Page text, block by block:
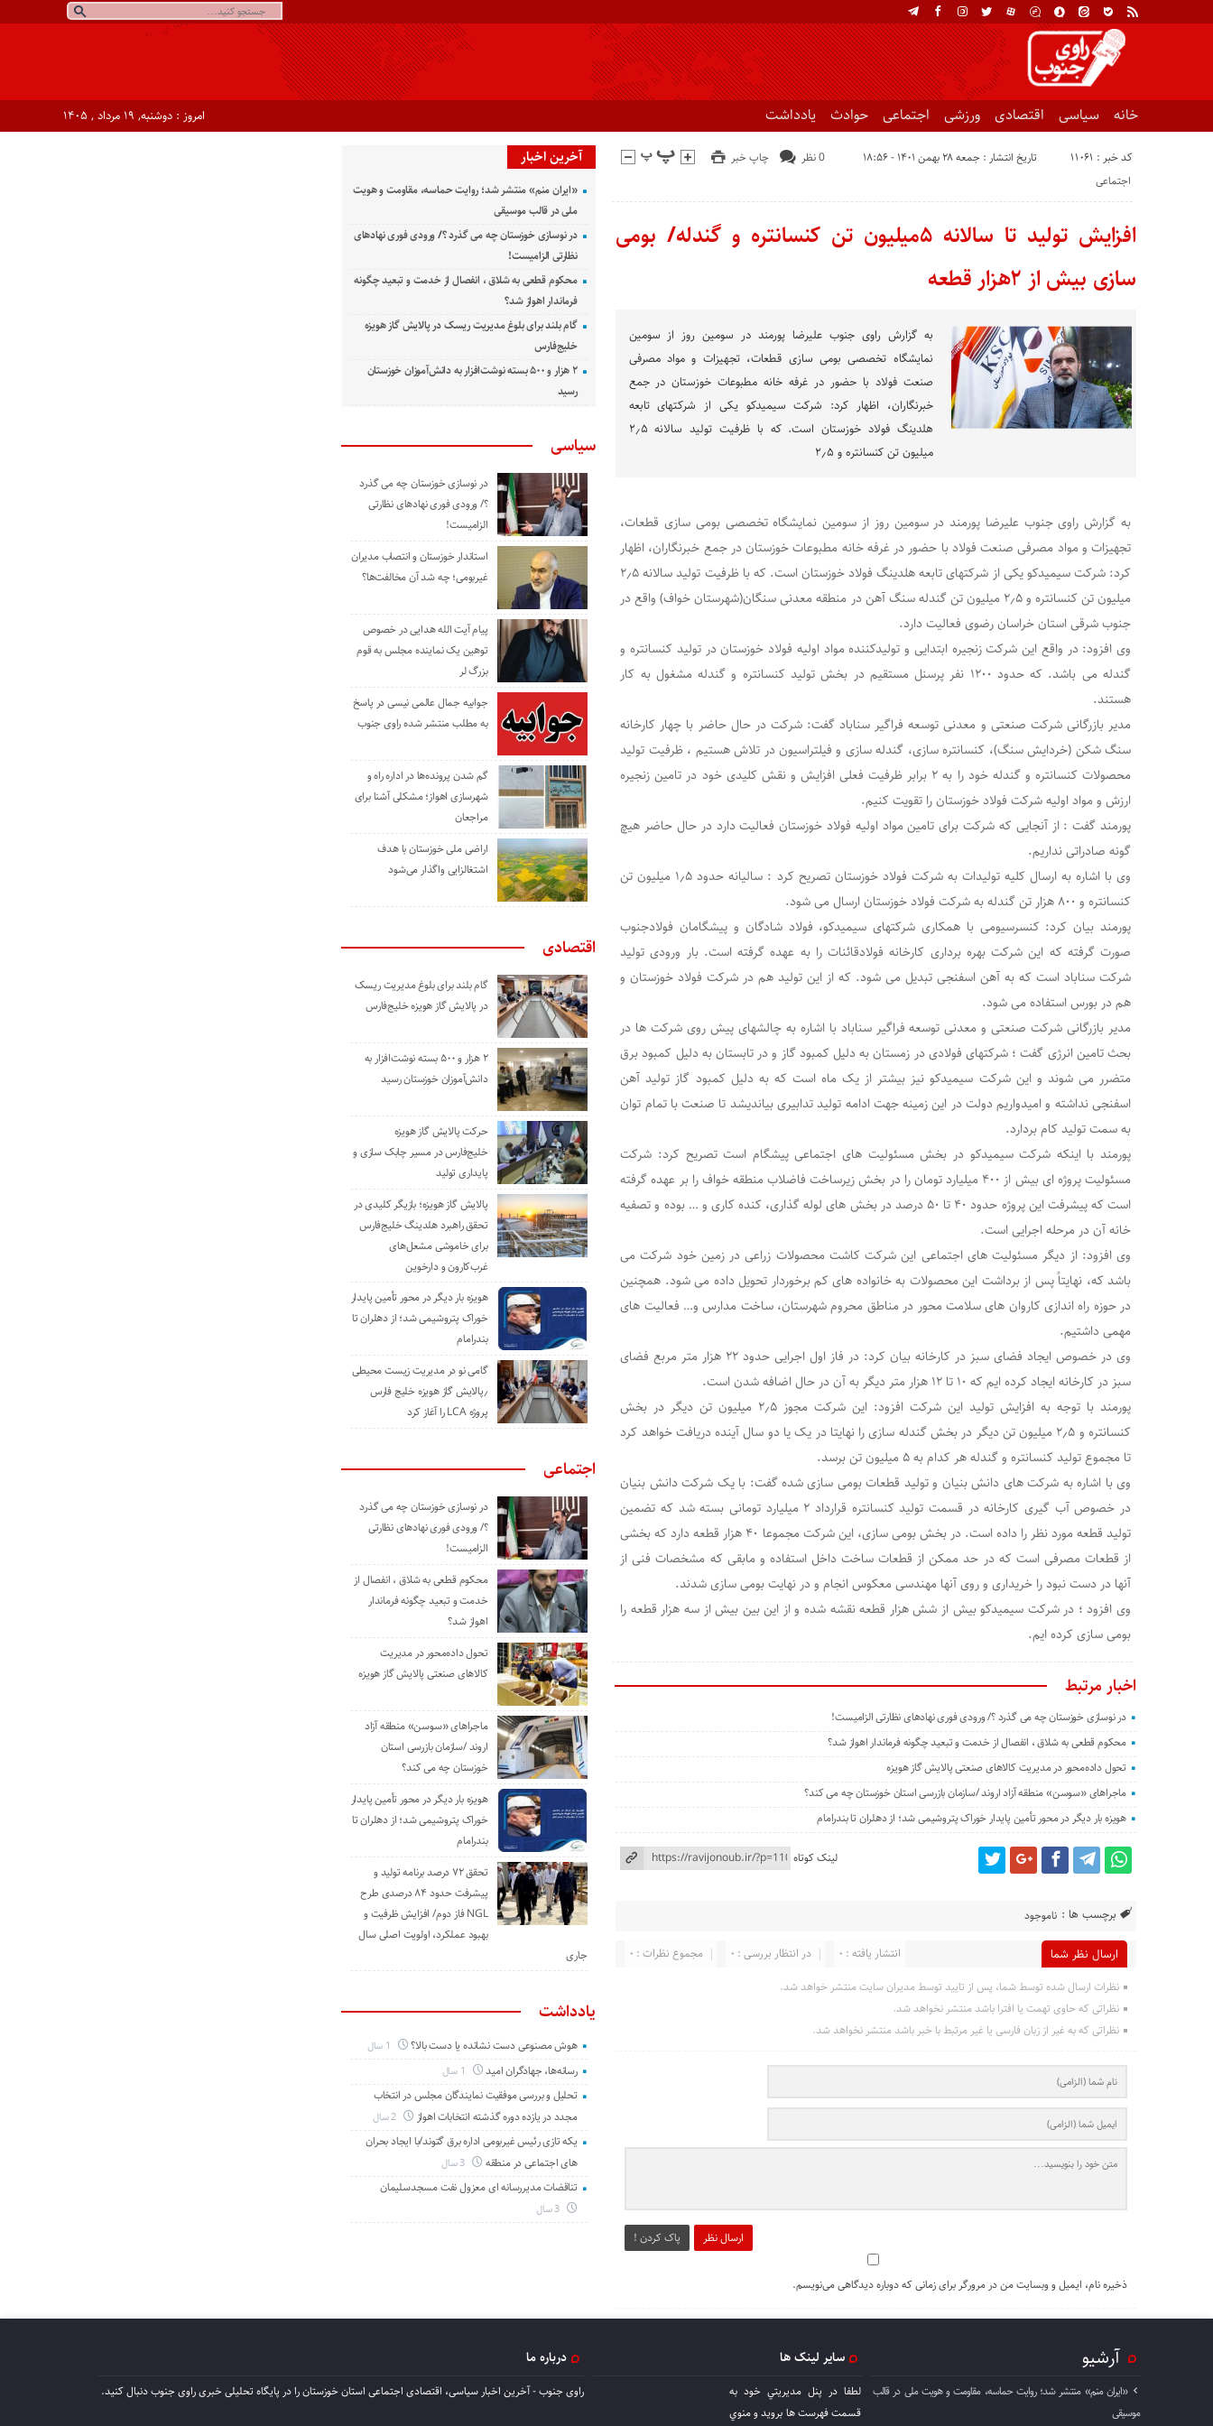
خانه سیاسی اقتصادی ورزشی اجتماعی حوادث یادداشت امروز : دوشنبه, ۱۹ مرداد , ۱۴۰۵
کد خبر : 11061 تاریخ انتشار : جمعه ۲۸ بهمن ۱۴۰۱ - ۱۸:۵۶ چاپ خبر
0 نظر
اجتماعی
افزایش تولید تا سالانه ۵میلیون تن کنسانتره و گندله/ بومی
سازی بیش از ۲هزار قطعه
به گزارش راوی جنوب علیرضا پورمند در سومین روز از سومین
نمایشگاه تخصصی بومی سازی قطعات، تجهیزات و مواد مصرفی
صنعت فولاد با حضور در غرفه خانه مطبوعات خوزستان در جمع
خبرنگاران، اظهار کرد: شرکت سیمیدکو یکی از شرکتهای تابعه
هلدینگ فولاد خوزستان است. که با ظرفیت تولید سالانه ۲٫۵
میلیون تن کنسانتره و ۲٫۵
به گزارش راوی جنوب علیرضا پورمند در سومین روز از سومین نمایشگاه تخصصی بومی سازی قطعات،
تجهیزات و مواد مصرفی صنعت فولاد با حضور در غرفه خانه مطبوعات خوزستان در جمع خبرنگاران، اظهار
کرد: شرکت سیمیدکو یکی از شرکتهای تابعه هلدینگ فولاد خوزستان است. که با ظرفیت تولید سالانه ۲٫۵
میلیون تن کنسانتره و ۲٫۵ میلیون تن گندله سنگ آهن در منطقه معدنی سنگان(شهرستان خواف) واقع در
جنوب شرقی استان خراسان رضوی فعالیت دارد.
وی افزود: در واقع این شرکت زنجیره ابتدایی و تولیدکننده مواد اولیه فولاد خوزستان در تولید کنسانتره و
گندله می باشد. که حدود ۱۲۰۰ نفر پرسنل مستقیم در بخش تولید کنسانتره و گندله مشغول به کار
هستند.
مدیر بازرگانی شرکت صنعتی و معدنی توسعه فراگیر سناباد گفت: شرکت در حال حاضر با چهار کارخانه
سنگ شکن (خردایش سنگ)، کنسانتره سازی، گندله سازی و فیلتراسیون در تلاش هستیم ، ظرفیت تولید
محصولات کنسانتره و گندله خود را به ۲ برابر ظرفیت فعلی افزایش و نقش کلیدی خود در تامین زنجیره
ارزش و مواد اولیه شرکت فولاد خوزستان را تقویت کنیم.
پورمند گفت : از آنجایی که شرکت برای تامین مواد اولیه فولاد خوزستان فعالیت دارد در حال حاضر هیچ
گونه صادراتی نداریم.
وی با اشاره به ارسال کلیه تولیدات به شرکت فولاد خوزستان تصریح کرد : سالیانه حدود ۱٫۵ میلیون تن
کنسانتره و ۸۰۰ هزار تن گندله به شرکت فولاد خوزستان ارسال می شود.
پورمند بیان کرد: کنسرسیومی با همکاری شرکتهای سیمیدکو، فولاد شادگان و پیشگامان فولادجنوب
صورت گرفته که این شرکت بهره برداری کارخانه فولادقائنات را به عهده گرفته است. بار ورودی تولید
شرکت سناباد است که به آهن اسفنجی تبدیل می شود. که از این تولید هم در شرکت فولاد خوزستان و
هم در بورس استفاده می شود.
مدیر بازرگانی شرکت صنعتی و معدنی توسعه فراگیر سناباد با اشاره به چالشهای پیش روی شرکت ها در
بحث تامین انرژی گفت ؛ شرکتهای فولادی در زمستان به دلیل کمبود گاز و در تابستان به دلیل کمبود برق
متضرر می شوند و این شرکت سیمیدکو نیز بیشتر از یک ماه است که به دلیل کمبود گاز تولید آهن
اسفنجی نداشته و امیدواریم دولت در این زمینه جهت ادامه تولید تدابیری بیاندیشد تا صنعت با تمام توان
به سمت تولید کام بردارد.
پورمند با اینکه شرکت سیمیدکو در بخش مسئولیت های اجتماعی پیشگام است تصریح کرد: شرکت
مسئولیت پروژه ای بیش از ۴۰۰ میلیارد تومان را در بخش زیرساخت فاضلاب منطقه خواف را بر عهده گرفته
است که پیشرفت این پروژه حدود ۴۰ تا ۵۰ درصد در بخش های لوله گذاری، کنده کاری و … بوده و تصفیه
خانه آن در مرحله اجرایی است.
وی افزود: از دیگر مسئولیت های اجتماعی این شرکت کاشت محصولات زراعی در زمین خود شرکت می
باشد که، نهایتاً پس از برداشت این محصولات به خانواده های کم برخوردار تحویل داده می شود. همچنین
در حوزه راه اندازی کاروان های سلامت محور در مناطق محروم شهرستان، ساخت مدارس و… فعالیت های
مهمی داشتیم.
وی در خصوص ایجاد فضای سبز در کارخانه بیان کرد: در فاز اول اجرایی حدود ۲۲ هزار متر مربع فضای
سبز در کارخانه ایجاد کرده ایم که ۱۰ تا ۱۲ هزار متر دیگر به آن در حال اضافه شدن است.
پورمند با توجه به افزایش تولید این شرکت افزود: این شرکت مجوز ۲٫۵ میلیون تن دیگر در بخش
کنسانتره و ۲٫۵ میلیون تن دیگر در بخش گندله سازی را نهایتا در یک یا دو سال آینده دریافت خواهد کرد
تا مجموع تولید کنسانتره و گندله هر کدام به ۵ میلیون تن برسد.
وی با اشاره به شرکت های دانش بنیان و تولید قطعات بومی سازی شده گفت: با یک شرکت دانش بنیان
در خصوص آب گیری کارخانه در قسمت تولید کنسانتره قرارداد ۲ میلیارد تومانی بسته شد که تضمین
تولید قطعه مورد نظر را داده است. در بخش بومی سازی، این شرکت مجموعا ۴۰ هزار قطعه دارد که بخشی
از قطعات مصرفی است که در حد ممکن از قطعات ساخت داخل استفاده و مابقی که مشخصات فنی از
آنها در دست نبود را خریداری و روی آنها مهندسی معکوس انجام و در نهایت بومی سازی شدند.
وی افزود ؛ در شرکت سیمیدکو بیش از شش هزار قطعه نقشه شده و از این بین بیش از سه هزار قطعه را
بومی سازی کرده ایم.
اخبار مرتبط
در نوسازی خوزستان چه می گذرد ؟/ ورودی فوری نهادهای نظارتی الزامیست!
محکوم قطعی به شلاق ، انفصال از خدمت و تبعید چگونه فرماندار اهواز شد؟
تحول داده‌محور در مدیریت کالاهای صنعتی پالایش گاز هویزه
ماجراهای «سوسن» منطقه آزاد اروند /سازمان بازرسی استان خوزستان چه می کند؟
هویزه بار دیگر در محور تأمین پایدار خوراک پتروشیمی شد؛ از دهلران تا بندرامام
لینک کوتاه
برچسب ها : ناموجود
ارسال نظر شما مجموع نظرات : 0 در انتظار بررسی : 0 انتشار یافته : 0
نظرات ارسال شده توسط شما، پس از تایید توسط مدیران سایت منتشر خواهد شد.
نظراتی که حاوی تهمت یا افترا باشد منتشر نخواهد شد.
نظراتی که به غیر از زبان فارسی یا غیر مرتبط با خبر باشد منتشر نخواهد شد.
ارسال نظر پاک کردن !
ذخیره نام، ایمیل و وبسایت من در مرورگر برای زمانی که دوباره دیدگاهی می‌نویسم.
آخرین اخبار
«ایران منم» منتشر شد؛ روایت حماسه، مقاومت و هویت
ملی در قالب موسیقی
در نوسازی خوزستان چه می گذرد ؟/ ورودی فوری نهادهای
نظارتی الزامیست!
محکوم قطعی به شلاق ، انفصال از خدمت و تبعید چگونه
فرماندار اهواز شد؟
گام بلند برای بلوغ مدیریت ریسک در پالایش گاز هویزه
خلیج‌فارس
۲ هزار و ۵۰۰ بسته نوشت‌افزار به دانش‌آموزان خوزستان
رسید
سیاسی
در نوسازی خوزستان چه می گذرد
؟/ ورودی فوری نهادهای نظارتی
الزامیست!
استاندار خوزستان و انتصاب مدیران
غیربومی؛ چه شد آن مخالفت‌ها؟
پیام آیت الله هدایی در خصوص
توهین یک نماینده مجلس به قوم
بزرگ لر
جوابیه جمال عالمی نیسی در پاسخ
به مطلب منتشر شده راوی جنوب
گم شدن پرونده‌ها در اداره راه و
شهرسازی اهواز؛ مشکلی آشنا برای
مراجعان
اراضی ملی خوزستان با هدف
اشتغالزایی واگذار می‌شود
اقتصادی
گام بلند برای بلوغ مدیریت ریسک
در پالایش گاز هویزه خلیج‌فارس
۲ هزار و ۵۰۰ بسته نوشت‌افزار به
دانش‌آموزان خوزستان رسید
حرکت پالایش گاز هویزه
خلیج‌فارس در مسیر چابک سازی و
پایداری تولید
پالایش گاز هویزه؛ بازیگر کلیدی در
تحقق راهبرد هلدینگ خلیج‌فارس
برای خاموشی مشعل‌های
غرب‌کارون و دارخوین
هویزه بار دیگر در محور تأمین پایدار
خوراک پتروشیمی شد؛ از دهلران تا
بندرامام
گامی نو در مدیریت زیست ‌محیطی
٫پالایش گاز هویزه خلیج ‌فارس
پروژه LCA را آغاز کرد
اجتماعی
در نوسازی خوزستان چه می گذرد
؟/ ورودی فوری نهادهای نظارتی
الزامیست!
محکوم قطعی به شلاق ، انفصال از
خدمت و تبعید چگونه فرماندار
اهواز شد؟
تحول داده‌محور در مدیریت
کالاهای صنعتی پالایش گاز هویزه
ماجراهای «سوسن» منطقه آزاد
اروند /سازمان بازرسی استان
خوزستان چه می کند؟
هویزه بار دیگر در محور تأمین پایدار
خوراک پتروشیمی شد؛ از دهلران تا
بندرامام
تحقق ۷۲ درصد برنامه تولید و
پیشرفت حدود ۸۴ درصدی طرح
NGL فاز دوم/ افزایش ظرفیت و
بهبود عملکرد، اولویت اصلی سال
جاری
یادداشت
هوش مصنوعی دست نشانده یا دست بالا؟
رسانه‌ها، جهادگران امید
تحلیل و بررسی موفقیت نمایندگان مجلس در انتخاب
مجدد در یازده دوره گذشته انتخابات اهواز
یکه تازی رئیس غیربومی اداره برق گتوند/با ایجاد بحران
های اجتماعی در منطقه
تناقضات مدیررسانه ای معزول نفت مسجدسلیمان
آرشیو
«ایران منم» منتشر شد؛ روایت حماسه، مقاومت و هویت ملی در قالب
موسیقی
سایر لینک ها
لطفا در پنل مديريتي خود به
قسمت فهرست ها برويد و منوي
درباره ما
راوی جنوب - آخرین اخبار سیاسی، اقتصادی اجتماعی استان خوزستان را در پایگاه تحلیلی خبری راوی جنوب دنبال کنید.